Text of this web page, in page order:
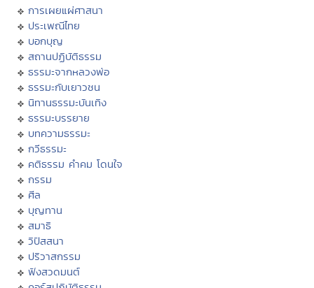
การเผยแผ่ศาสนา
ประเพณีไทย
บอกบุญ
สถานปฏิบัติธรรม
ธรรมะจากหลวงพ่อ
ธรรมะกับเยาวชน
นิทานธรรมะบันเทิง
ธรรมะบรรยาย
บทความธรรมะ
กวีธรรมะ
คติธรรม คำคม โดนใจ
กรรม
ศีล
บุญทาน
สมาธิ
วิปัสสนา
ปริวาสกรรม
ฟังสวดมนต์